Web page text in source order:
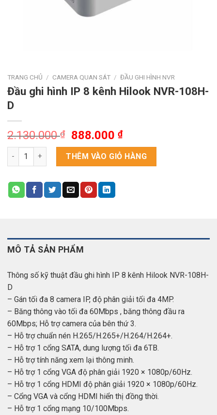
TRANG CHỦ / CAMERA QUAN SÁT / ĐẦU GHI HÌNH NVR
Đầu ghi hình IP 8 kênh Hilook NVR-108H-
D
2.130.000₫
Giá
gốc
là:
2.130.000 ₫.
888.000₫Giá
hiện
tại
là:
Đầu ghi hình IP 8 kênh Hilook NVR-108H-D số lượng
THÊM VÀO GIỎ HÀNG
MÔ TẢ SẢN PHẨM
Thông số kỹ thuật đầu ghi hình IP 8 kênh Hilook NVR-108H-
D
– Gán tối đa 8 camera IP, độ phân giải tối đa 4MP.
– Băng thông vào tối đa 60Mbps , băng thông đầu ra
60Mbps; Hỗ trợ camera của bên thứ 3.
– Hỗ trợ chuẩn nén H.265/H.265+/H.264/H.264+.
– Hỗ trợ 1 cổng SATA, dung lượng tối đa 6TB.
– Hỗ trợ tính năng xem lại thông minh.
– Hỗ trợ 1 cổng VGA độ phân giải 1920 × 1080p/60Hz.
– Hỗ trợ 1 cổng HDMI độ phân giải 1920 × 1080p/60Hz.
– Cổng VGA và cổng HDMI hiển thị đồng thời.
– Hỗ trợ 1 cổng mạng 10/100Mbps.